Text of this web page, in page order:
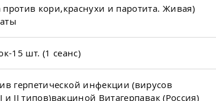
кори,краснухи и паротита. Живая)
15 шт. (1 сеанс)
герпетической инфекции (вирусов
I и II типов)вакциной Витагерпавак (Россия)